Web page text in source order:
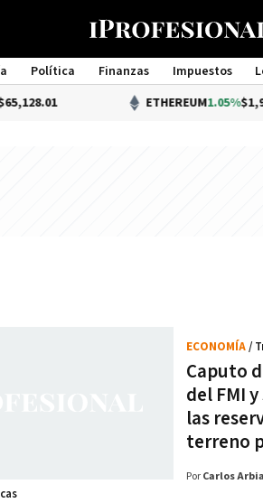
Política Finanzas Impuestos
Management
ETHEREUM1.05%
Caputo
del FMI
las
terreno
ECONOMÍA/
Por Carlos Arbia